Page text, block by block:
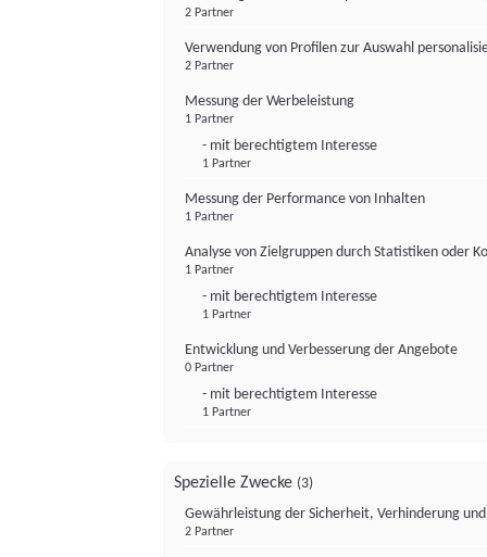
2 Partner
Verwendung von Profilen zur Auswahl
2 Partner
Messung der Werbeleistung
1 Partner
- mit berechtigtem Interesse
1 Partner
Messung der Performance von Inhalten
1 Partner
Analyse von Zielgruppen durch Statistiken oder
1 Partner
- mit berechtigtem Interesse
1 Partner
Entwicklung und Verbesserung der Angebote
0 Partner
- mit berechtigtem Interesse
1 Partner
Spezielle Zwecke (3)
Gewährleistung der Sicherheit, Verhinderung
2 Partner